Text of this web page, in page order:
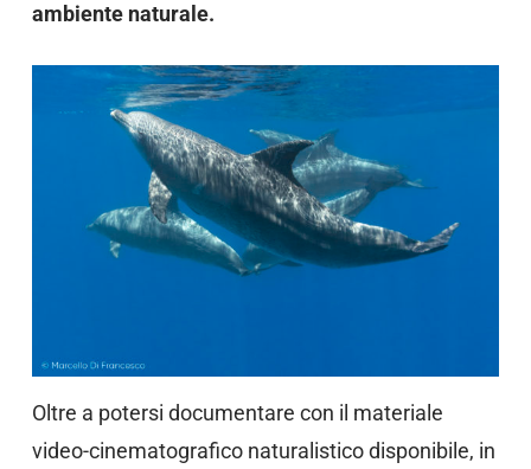
ambiente naturale.
Oltre a potersi documentare con il materiale
video-cinematografico naturalistico disponibile, in